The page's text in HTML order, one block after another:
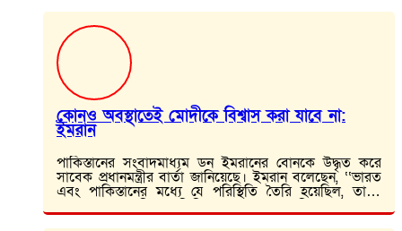
কোনও অবস্থাতেই মোদীকে বিশ্বাস করা যাবে না:
ইমরান
পাকিস্তানের সংবাদমাধ্যম ডন ইমরানের বোনকে উদ্ধৃত করে
সাবেক প্রধানমন্ত্রীর বার্তা জানিয়েছে। ইমরান বলেছেন, ‘‘ভারত
এবং পাকিস্তানের মধ্যে যে পরিস্থিতি তৈরি হয়েছিল, তাতে
সবসময় তাৎক্ষণিক প্রতিক্রিয়া প্রয়োজন। পাকিস্তানকে এখন
সতর্ক থাকতে…